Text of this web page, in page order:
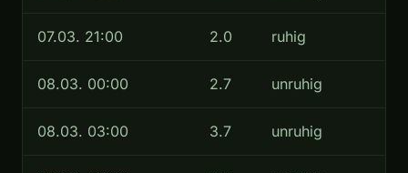
07.03. 21:00 2.0 ruhig
08.03. 00:00 2.7 unruhig
08.03. 03:00 3.7 unruhig